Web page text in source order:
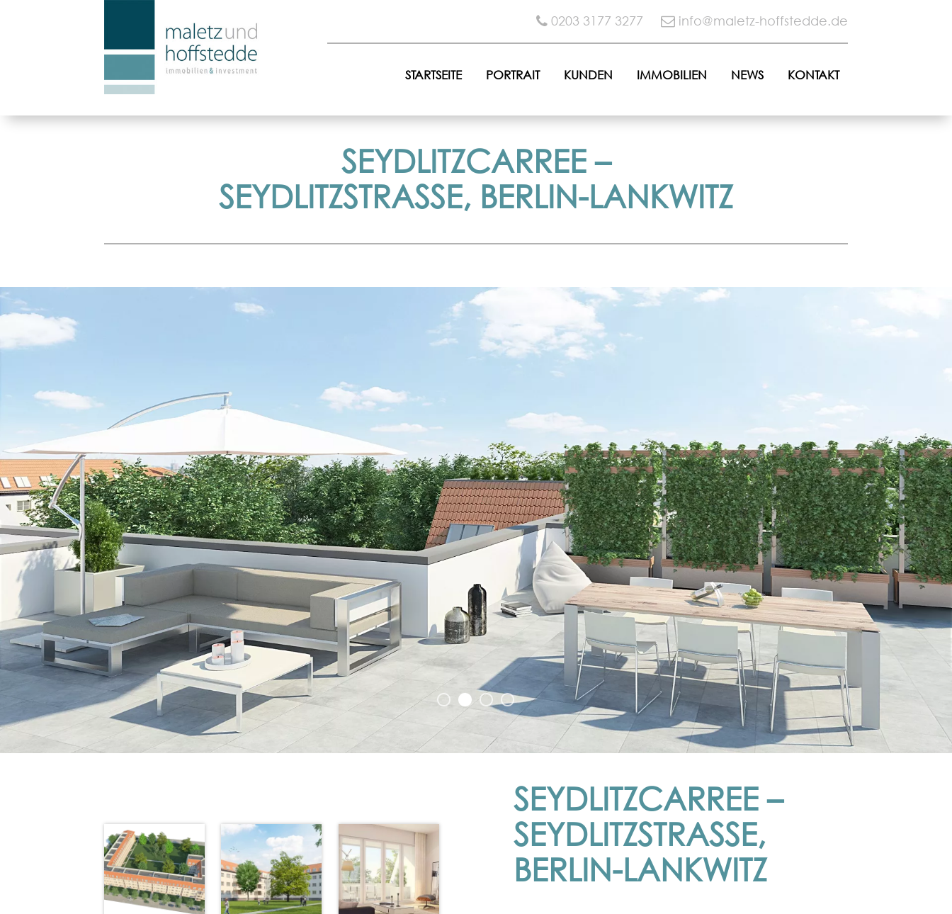
0203 3177 3277 info@maletz-hoffstedde.de
STARTSEITE PORTRAIT KUNDEN IMMOBILIEN NEWS KONTAKT
SEYDLITZCARREE –
SEYDLITZSTRASSE, BERLIN-LANKWITZ
SEYDLITZCARREE –
SEYDLITZSTRASSE, B
ERLIN-LANKWITZ